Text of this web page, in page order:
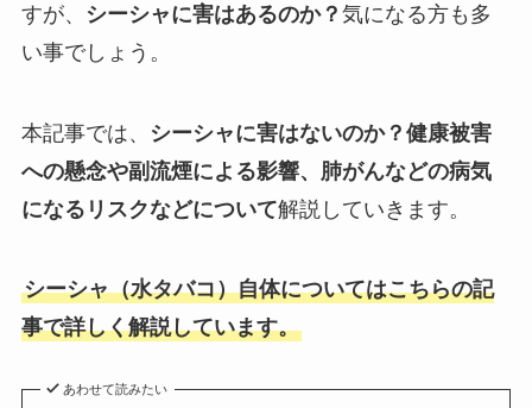
すが、
シーシャに害はあるのか？ 気になる方も多
い事でしょう。
本記事では、
シーシャに害はないのか？健康被害
への懸念や副流煙による影響、肺がんなどの病気
になるリスクなどについて解説していきます。
シーシャ（水タバコ）自体についてはこちらの記
事で詳しく解説しています。
あわせて読みたい